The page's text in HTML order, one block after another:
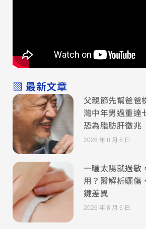
▧ 最新文章
父親節先幫爸爸
灣中年男過重達
恐為脂肪肝徵兆
2026 年 8 月 6 日
一曬太陽就過敏
用？醫解析曬傷
鍵差異
2026 年 8 月 6 日